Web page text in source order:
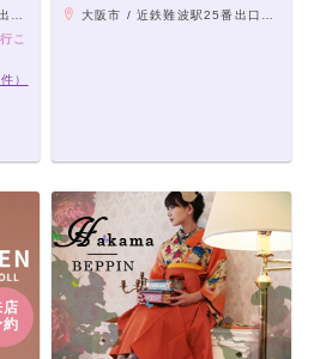
6F）
こ
）
大阪市 / 近鉄難波駅25番出口から北へ徒歩2分／地下鉄心斎橋駅4～8OPA出口から南へ徒歩5分 （スポタカさんの北隣が日興ビル、その8階です）
店
約